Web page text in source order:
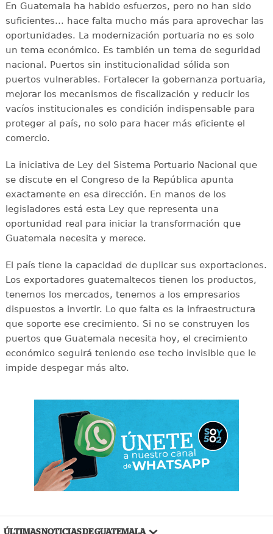
En Guatemala ha habido esfuerzos, pero no han sido
suficientes... hace falta mucho más para aprovechar las
oportunidades. La modernización portuaria no es solo
un tema económico. Es también un tema de seguridad
nacional. Puertos sin institucionalidad sólida son
puertos vulnerables. Fortalecer la gobernanza portuaria,
mejorar los mecanismos de fiscalización y reducir los
vacíos institucionales es condición indispensable para
proteger al país, no solo para hacer más eficiente el
comercio.
La iniciativa de Ley del Sistema Portuario Nacional que
se discute en el Congreso de la República apunta
exactamente en esa dirección. En manos de los
legisladores está esta Ley que representa una
oportunidad real para iniciar la transformación que
Guatemala necesita y merece.
El país tiene la capacidad de duplicar sus exportaciones.
Los exportadores guatemaltecos tienen los productos,
tenemos los mercados, tenemos a los empresarios
dispuestos a invertir. Lo que falta es la infraestructura
que soporte ese crecimiento. Si no se construyen los
puertos que Guatemala necesita hoy, el crecimiento
económico seguirá teniendo ese techo invisible que le
impide despegar más alto.
ÚLTIMAS NOTICIAS DE GUATEMALA